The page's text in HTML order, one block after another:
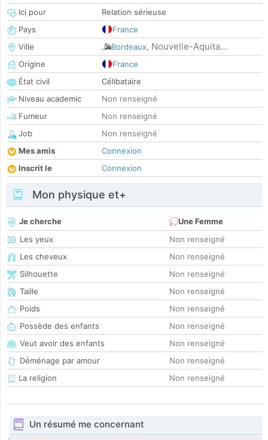
Ici pour
Relation sérieuse
Pays
France
Ville
Bordeaux, Nouvelle-Aquita...
Origine
France
État civil
Célibataire
Niveau academic
Non renseigné
Fumeur
Non renseigné
Job
Non renseigné
Mes amis
Connexion
Inscrit le
Connexion
Mon physique et+
Je cherche
Une Femme
Les yeux
Non renseigné
Les cheveux
Non renseigné
Silhouette
Non renseigné
Taille
Non renseigné
Poids
Non renseigné
Possède des enfants
Non renseigné
Veut avoir des enfants
Non renseigné
Déménage par amour
Non renseigné
La religion
Non renseigné
Un résumé me concernant